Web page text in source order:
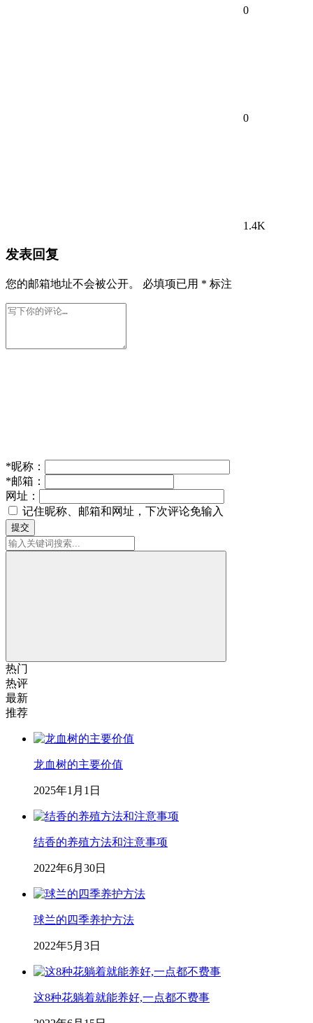
0
0
1.4K
发表回复
您的邮箱地址不会被公开。 必填项已用 * 标注
*昵称：
*邮箱：
网址：
记住昵称、邮箱和网址，下次评论免输入
提交
热门
热评
最新
推荐
龙血树的主要价值
2025年1月1日
结香的养殖方法和注意事项
2022年6月30日
球兰的四季养护方法
2022年5月3日
这8种花躺着就能养好,一点都不费事